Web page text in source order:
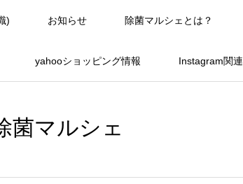
) お知らせ 除菌マルシェとは？
yahooショッピング情報 Instagram関連
菌マルシェ